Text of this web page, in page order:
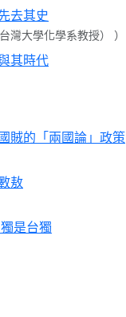
去其史
灣大學化學系教授） ）
其時代
賊的「兩國論」政策
敖
是台獨